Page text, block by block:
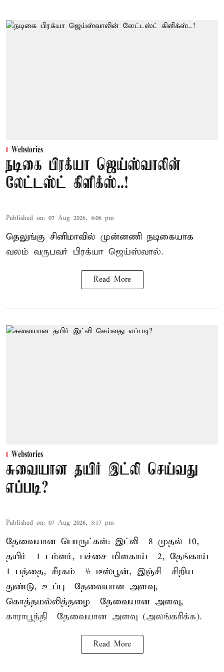
Webstories
நடிகை பிரக்யா ஜெய்ஸ்வாலின்
லேட்டஸ்ட் கிளிக்ஸ்..!
Published on: 07 Aug 2026, 4:06 pm
தெலுங்கு சினிமாவில் முன்னணி நடிகையாக
வலம் வருபவர் பிரக்யா ஜெய்ஸ்வால்.
Read More
Webstories
சுவையான தயிர் இட்லி செய்வது
எப்படி?
Published on: 07 Aug 2026, 3:17 pm
தேவையான பொருட்கள்: இட்லி – 8 முதல் 10,
தயிர் – 1 டம்ளர், பச்சை மிளகாய் – 2, தேங்காய் –
1 பத்தை, சீரகம் – ½ டீஸ்பூன், இஞ்சி – சிறிய
துண்டு, உப்பு – தேவையான அளவு,
கொத்தமல்லித்தழை – தேவையான அளவு,
காராபூந்தி – தேவையான அளவு (அலங்கரிக்க).
Read More